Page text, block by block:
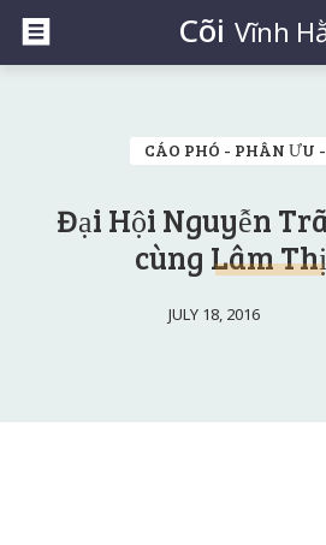
Cõi Vĩnh
CÁO PHÓ - PHÂN ƯU
Đại Hội Nguyễn
cùng Lâm
JULY 18, 2016